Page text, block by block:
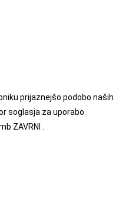
prijaznejšo podobo naših
soglasja za uporabo
ZAVRNI .